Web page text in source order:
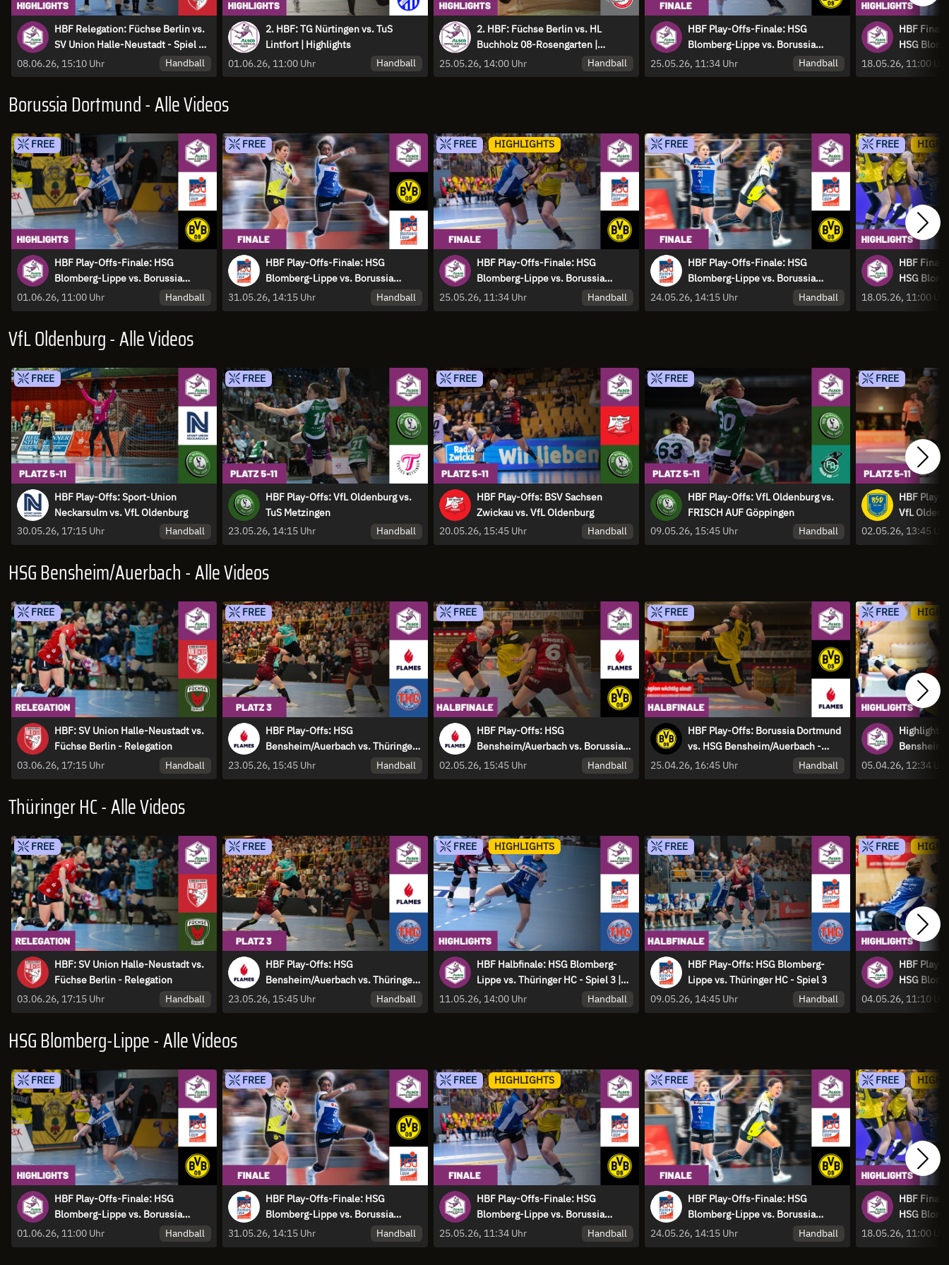
HBF Relegation: Füchse Berlin vs.
SV Union Halle-Neustadt - Spiel 2 |
Highlights
08.06.26, 15:10 Uhr Handball
2. HBF: TG Nürtingen vs. TuS
Lintfort | Highlights
01.06.26, 11:00 Uhr
Handball
2. HBF: Füchse Berlin vs. HL
Buchholz 08-Rosengarten |
Highlights
25.05.26, 14:00 Uhr Handball
HBF Play-Offs-Finale: HSG
Blomberg-Lippe vs. Borussia
Dortmund - Spiel 2 | Highlights
25.05.26, 11:34 Uhr Handball
HBF
HSG
Highlights18.05.26, 11:00 Uhr
Borussia Dortmund - Alle Videos
FREE
HBF Play-Offs-Finale: HSG
Blomberg-Lippe vs. Borussia
Dortmund - Spiel 3 | Highlights
01.06.26, 11:00 Uhr Handball
FREE
HBF Play-Offs-Finale: HSG
Blomberg-Lippe vs. Borussia
Dortmund - Spiel 3
31.05.26, 14:15 Uhr Handball
FREE HIGHLIGHTS
HBF Play-Offs-Finale: HSG
Blomberg-Lippe vs. Borussia
Dortmund - Spiel 2 | Highlights
25.05.26, 11:34 Uhr Handball
FREE
HBF Play-Offs-Finale: HSG
Blomberg-Lippe vs. Borussia
Dortmund Spiel 2
24.05.26, 14:15 Uhr Handball
FREE
HBF
HSG
Highlights18.05.26, 11:00 Uhr
VfL Oldenburg - Alle Videos
FREE
HBF Play-Offs: Sport-Union
Neckarsulm vs. VfL Oldenburg
30.05.26, 17:15 Uhr
Handball
FREE
HBF Play-Offs: VfL Oldenburg vs.
TuS Metzingen
23.05.26, 14:15 Uhr
Handball
FREE
HBF Play-Offs: BSV Sachsen
Zwickau vs. VfL Oldenburg
20.05.26, 15:45 Uhr
Handball
FREE
HBF Play-Offs: VfL Oldenburg vs.
FRISCH AUF Göppingen
09.05.26, 15:45 Uhr
Handball
FREE
HBF Play-
VfL
02.05.26, 13:45 Uhr
HSG Bensheim/Auerbach - Alle Videos
FREE
HBF: SV Union Halle-Neustadt vs.
Füchse Berlin - Relegation
03.06.26, 17:15 Uhr
Handball
FREE
HBF Play-Offs: HSG
Bensheim/Auerbach vs. Thüringer
HC - Spiel um Platz 3
23.05.26, 15:45 Uhr Handball
FREE
HBF Play-Offs: HSG
Bensheim/Auerbach vs. Borussia
Dortmund - Spiel 2
02.05.26, 15:45 Uhr Handball
FREE
HBF Play-Offs: Borussia Dortmund
vs. HSG Bensheim/Auerbach -
Spiel 1 25.04.26, 16:45 Uhr Handball
FREE
Highlights:
Spannung
05.04.26, 12:34 Uhr
Thüringer HC - Alle Videos
FREE
HBF: SV Union Halle-Neustadt vs.
Füchse Berlin - Relegation
03.06.26, 17:15 Uhr
Handball
FREE
HBF Play-Offs: HSG
Bensheim/Auerbach vs. Thüringer
HC - Spiel um Platz 3
23.05.26, 15:45 Uhr Handball
FREE HIGHLIGHTS
HBF Halbfinale: HSG Blomberg-
Lippe vs. Thüringer HC - Spiel 3 |
Highlights
11.05.26, 14:00 Uhr Handball
FREE
HBF Play-Offs: HSG Blomberg-
Lippe vs. Thüringer HC - Spiel 3
09.05.26, 14:45 Uhr
Handball
FREE
HBF Play-
HSG
Highlights04.05.26, 11:10 Uhr
HSG Blomberg-Lippe - Alle Videos
FREE
HBF Play-Offs-Finale: HSG
Blomberg-Lippe vs. Borussia
Dortmund - Spiel 3 | Highlights
01.06.26, 11:00 Uhr Handball
FREE
HBF Play-Offs-Finale: HSG
Blomberg-Lippe vs. Borussia
Dortmund - Spiel 3
31.05.26, 14:15 Uhr Handball
FREE HIGHLIGHTS
HBF Play-Offs-Finale: HSG
Blomberg-Lippe vs. Borussia
Dortmund - Spiel 2 | Highlights
25.05.26, 11:34 Uhr Handball
FREE
HBF Play-Offs-Finale: HSG
Blomberg-Lippe vs. Borussia
Dortmund Spiel 2
24.05.26, 14:15 Uhr Handball
FREE
HBF
HSG
Highlights18.05.26, 11:00 Uhr